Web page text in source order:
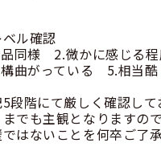
ル確認
同様 2.微かに感じる
曲がっている 5.相当酷
段階にて厳しく確認して
でも主観となりますので
はないことを何卒ご了承